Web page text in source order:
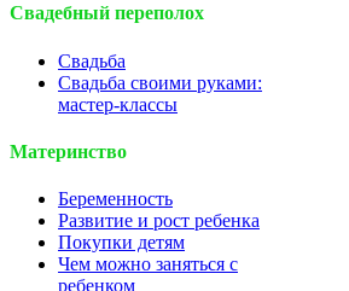
Свадебный переполох
Свадьба
Свадьба своими руками:
мастер-классы
Материнство
Беременность
Развитие и рост ребенка
Покупки детям
Чем можно заняться с
ребенком